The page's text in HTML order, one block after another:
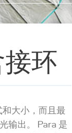
环
大小，而且最
输出。 Para 是